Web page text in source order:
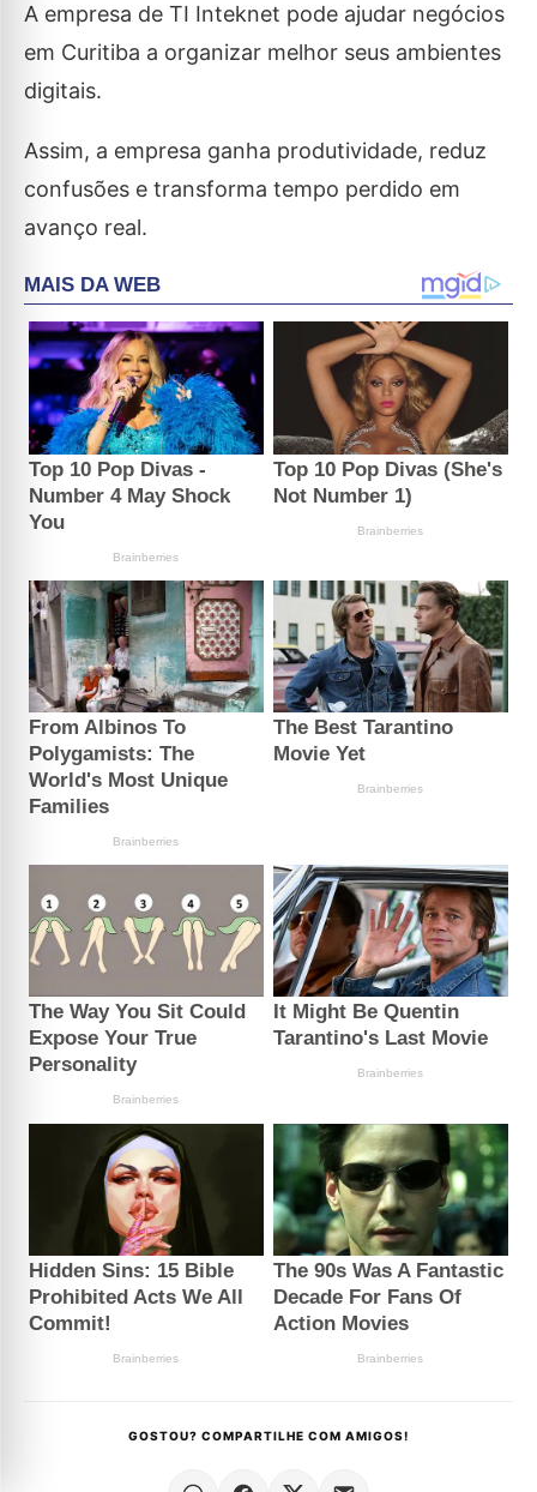
A empresa de TI Inteknet pode ajudar negócios
em Curitiba a organizar melhor seus ambientes
digitais.
Assim, a empresa ganha produtividade, reduz
confusões e transforma tempo perdido em
avanço real.
GOSTOU? COMPARTILHE COM AMIGOS!